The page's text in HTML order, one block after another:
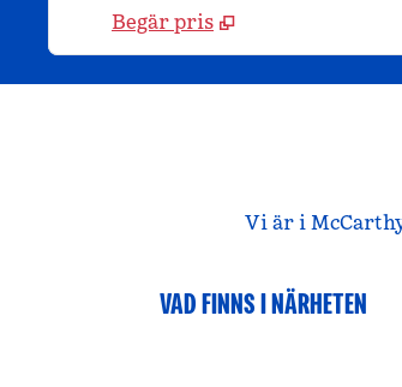
Begär pris
Vi är i
VAD FINNS I NÄRHETEN